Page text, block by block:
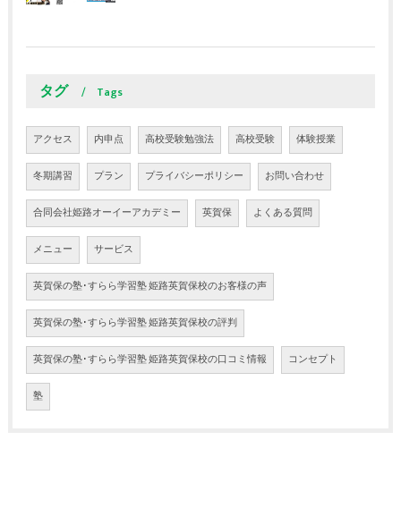
タグ Tags
アクセス 内申点 高校受験勉強法 高校受験 体験授業
冬期講習 プラン プライバシーポリシー お問い合わせ
合同会社姫路オーイーアカデミー 英賀保 よくある質問
メニュー サービス
英賀保の塾･すらら学習塾 姫路英賀保校のお客様の声
英賀保の塾･すらら学習塾 姫路英賀保校の評判
英賀保の塾･すらら学習塾 姫路英賀保校の口コミ情報 コンセプト
塾